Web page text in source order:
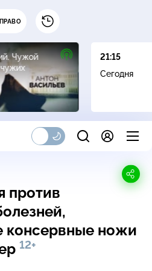
ПРАВО
Чужой
16+
21:15
Сегодня
против
консервные ножи
12+